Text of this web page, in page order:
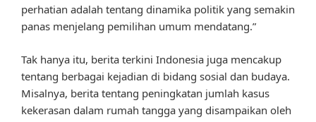
perhatian adalah tentang dinamika politik yang semakin
panas menjelang pemilihan umum mendatang.”
Tak hanya itu, berita terkini Indonesia juga mencakup
tentang berbagai kejadian di bidang sosial dan budaya.
Misalnya, berita tentang peningkatan jumlah kasus
kekerasan dalam rumah tangga yang disampaikan oleh